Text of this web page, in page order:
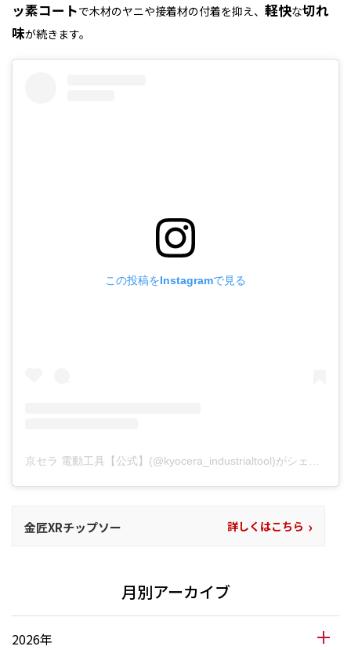
ッ素コートで木材のヤニや接着材の付着を抑え、 軽快な切れ
味が続きます。
この投稿をInstagramで見る
京セラ 電動工具【公式】(@kyocera_industrialtool)がシェアした投稿
金匠XRチップソー 詳しくはこちら ›
月別アーカイブ
2026年